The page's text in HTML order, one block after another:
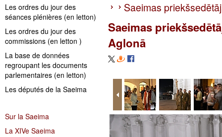
Les ordres du jour des
séances plénières (en letton)
Les ordres du jour des
commissions (en letton )
La base de données
regroupant les documents
parlementaires (en letton)
Les députés de la Saeima
Sur la Saeima
La XIVe Saeima
Saeimas
Saeimas
Aglonā